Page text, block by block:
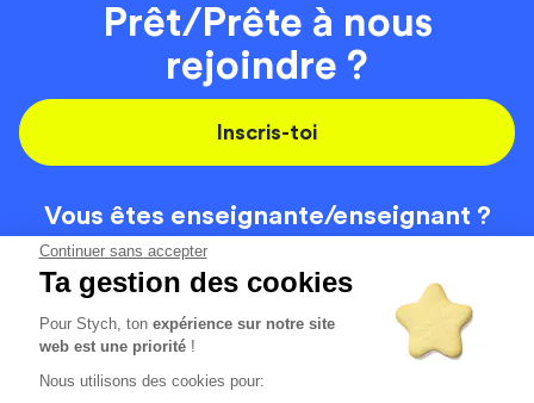
Continuer sans accepter
Ta gestion des cookies
Pour Stych, tonexpérience sur notre site
web est une priorité !
Nous utilisons des cookies pour:
Prêt/Prête à nous
rejoindre ?
Inscris-toi
Vous êtes enseignante/enseignant ?
On recrute
Code de la route
Contact